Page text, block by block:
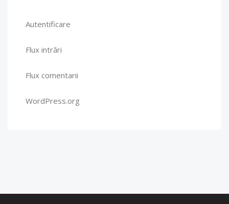
Autentificare
Flux intrări
Flux comentarii
WordPress.org